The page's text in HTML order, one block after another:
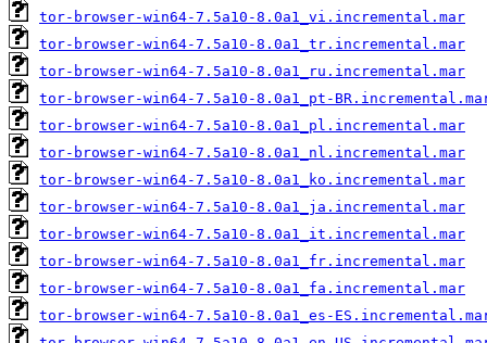
tor-browser-win64-7.5a10-8.0a1_vi.incremental.mar
tor-browser-win64-7.5a10-8.0a1_tr.incremental.mar
tor-browser-win64-7.5a10-8.0a1_ru.incremental.mar
tor-browser-win64-7.5a10-8.0a1_pt-
tor-browser-win64-7.5a10-8.0a1_pl.incremental.mar
tor-browser-win64-7.5a10-8.0a1_nl.incremental.mar
tor-browser-win64-7.5a10-8.0a1_ko.incremental.mar
tor-browser-win64-7.5a10-8.0a1_ja.incremental.mar
tor-browser-win64-7.5a10-8.0a1_it.incremental.mar
tor-browser-win64-7.5a10-8.0a1_fr.incremental.mar
tor-browser-win64-7.5a10-8.0a1_fa.incremental.mar
tor-browser-win64-7.5a10-8.0a1_es-